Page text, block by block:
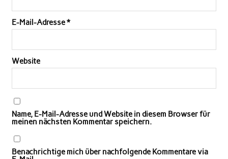
E-Mail-Adresse*
Website
Name, E-Mail-Adresse und Website in diesem Browser für
meinen nächsten Kommentar speichern.
Benachrichtige mich über nachfolgende Kommentare via